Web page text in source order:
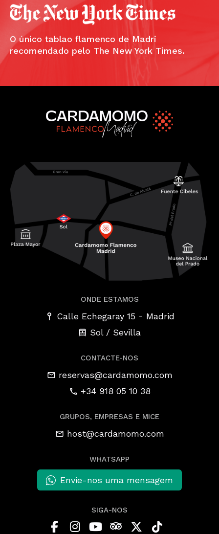
O único tablao flamenco de Madri
recomendado pelo The New York Times.
ONDE ESTAMOS
Calle Echegaray 15 - Madrid
Sol / Sevilla
CONTACTE-NOS
reservas@cardamomo.com
+34 918 05 10 38
GRUPOS, EMPRESAS E MICE
host@cardamomo.com
WHATSAPP
Envie-nos uma mensagem
SIGA-NOS